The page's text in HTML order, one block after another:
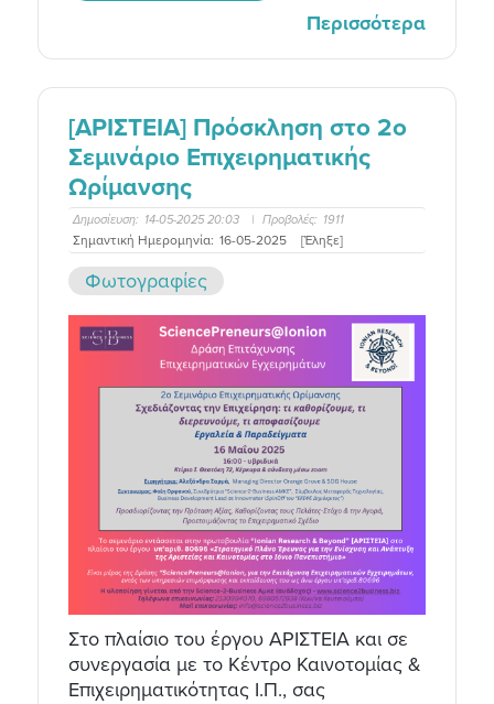
Περισσότερα
[ΑΡΙΣΤΕΙΑ] Πρόσκληση στο 2o
Σεμινάριο Επιχειρηματικής
Ωρίμανσης
Δημοσίευση: 14-05-2025 20:03 | Προβολές: 1911
Σημαντική Ημερομηνία: 16-05-2025 [Έληξε]
Φωτογραφίες
Στο πλαίσιο του έργου ΑΡΙΣΤΕΙΑ και σε
συνεργασία με το Κέντρο Καινοτομίας &
Επιχειρηματικότητας Ι.Π., σας